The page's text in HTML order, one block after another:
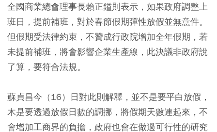
全國商業總會理事長賴正鎰則表示，如果政府調整上
班日，提前補班，對於春節假期彈性放假並無意件。
但假期受法律約束，不贊成行政院增加全年假期，若
未提前補班，將會影響企業生產線，此決議非政府說
了算，要符合法規。
蘇貞昌今（16）日對此則解釋，並不是要平白放假，
木是要透過放假日數的調挪，將假期天數連起來，不
會增加工商界的負擔，政府也會在做過可行性的研究